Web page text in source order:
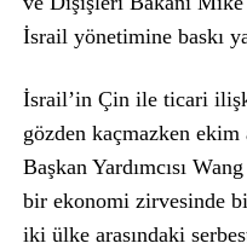
İsrail yönetimine baskı
İsrail’in Çin ile ticari
gözden kaçmazken
Başkan Yardımcısı
bir ekonomi zirvesinde
iki ülke arasındaki